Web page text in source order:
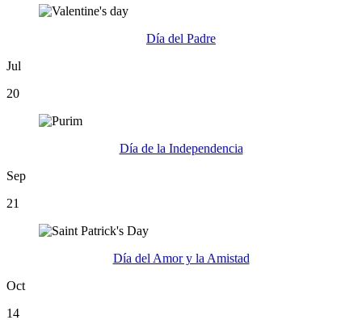
Día del Padre
Jul
20
Día de la Independencia
Sep
21
Día del Amor y la Amistad
Oct
14